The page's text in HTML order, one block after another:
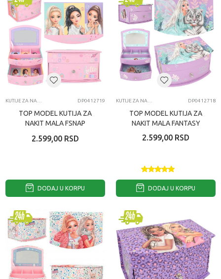
DP0412719
TOP MODEL KUTIJA ZA
NAKIT MALA FSNAP
2.599,00 RSD
DODAJ U KORPU
DP0412718
TOP MODEL KUTIJA ZA
NAKIT MALA FANTASY
TIGER
2.599,00 RSD
DODAJ U KORPU